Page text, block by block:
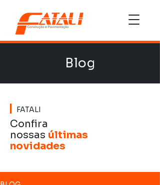
Blog
FATALI
Confira
nossas últimas
novidades